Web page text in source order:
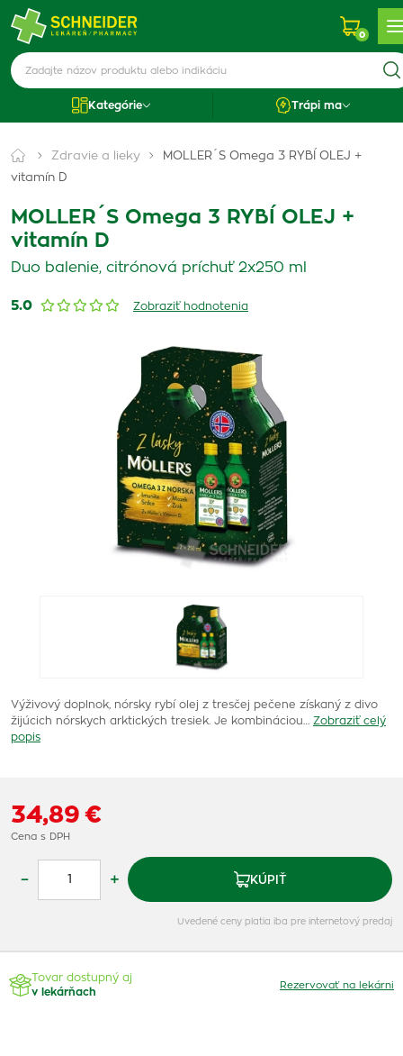
0
Kategórie Trápi ma
Zdravie a lieky
MOLLER´S Omega 3 RYBÍ OLEJ +
vitamín D
MOLLER´S Omega 3 RYBÍ OLEJ +
vitamín D
Duo balenie, citrónová príchuť 2x250 ml
5.0 Zobraziť hodnotenia
Výživový doplnok, nórsky rybí olej z tresčej pečene získaný z divo
žijúcich nórskych arktických tresiek. Je kombináciou…
Zobraziť celý
popis
34,89 €
Cena s DPH
– + KÚPIŤ
Uvedené ceny platia iba pre internetový predaj
Tovar dostupný aj
v lekárňach
Rezervovať na lekárni